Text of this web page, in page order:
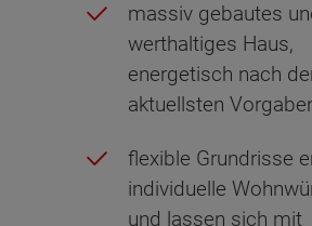
massiv gebautes
werthaltiges Haus,
energetisch nach
aktuellsten
flexible Grundrisse
individuelle
und lassen sich mit